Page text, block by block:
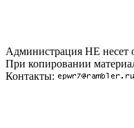
Администрация НЕ несет
При копировании
Контакты: